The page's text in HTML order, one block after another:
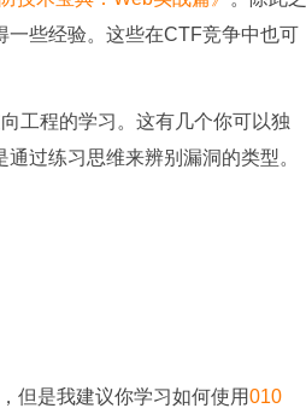
一些经验。这些在CTF竞争中也可
工程的学习。这有几个你可以独
通过练习思维来辨别漏洞的类型。
但是我建议你学习如何使用010